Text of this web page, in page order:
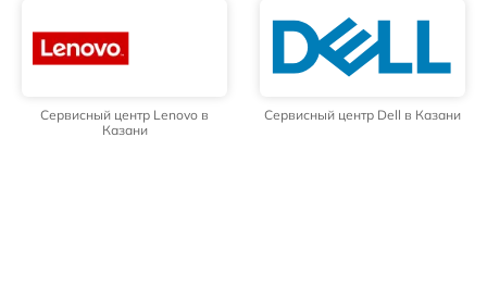
Сервисный центр Lenovo в
Казани
Сервисный центр Dell в Казани